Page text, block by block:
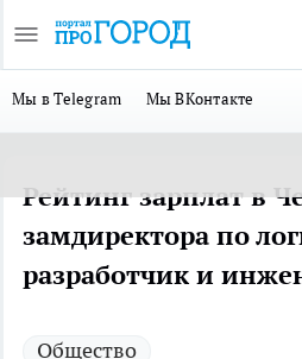
Мы в Telegram Мы ВКонтакте
Рейтинг зарплат в
замдиректора по
разработчик и
Общество